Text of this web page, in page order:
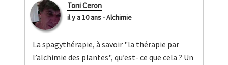
Toni Ceron
il y a 10 ans-Alchimie
La spagythérapie, à savoir "la thérapie par
l’alchimie des plantes", qu’est- ce que cela ? Un